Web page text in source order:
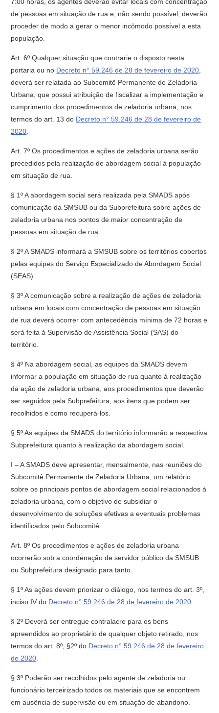
de pessoas em situação de rua e, não sendo possível, deverão
proceder de modo a gerar o menor incômodo possível a esta
população.
Art. 6º Qualquer situação que contrarie o disposto nesta
portaria ou no Decreto n° 59.246 de 28 de fevereiro de 2020
deverá ser relatada ao Subcomitê Permanente de Zeladoria
Urbana, que possui atribuição de fiscalizar a implementação e
cumprimento dos procedimentos de zeladoria urbana, nos
termos do art. 13 do Decreto n° 59.246 de 28 de fevereiro de
2020
Art. 7º Os procedimentos e ações de zeladoria urbana serão
precedidos pela realização de abordagem social à população
em situação de rua.
§ 1º A abordagem social será realizada pela SMADS após
comunicação da SMSUB ou da Subprefeitura sobre ações de
zeladoria urbana nos pontos de maior concentração de
pessoas em situação de rua.
§ 2º A SMADS informará a SMSUB sobre os territórios cobertos
pelas equipes do Serviço Especializado de Abordagem Social
(SEAS).
§ 3º A comunicação sobre a realização de ações de zeladoria
urbana em locais com concentração de pessoas em situação
de rua deverá ocorrer com antecedência mínima de 72 horas e
será feita à Supervisão de Assistência Social (SAS) do
território.
§ 4º Na abordagem social, as equipes da SMADS devem
informar a população em situação de rua quanto à realização
da ação de zeladoria urbana, aos procedimentos que deverão
ser seguidos pela Subprefeitura, aos itens que podem ser
recolhidos e como recuperá-los.
§ 5º As equipes da SMADS do território informarão a respectiva
Subprefeitura quanto à realização da abordagem social.
I – A SMADS deve apresentar, mensalmente, nas reuniões do
Subcomitê Permanente de Zeladoria Urbana, um relatório
sobre os principais pontos de abordagem social relacionados à
zeladoria urbana, com o objetivo de subsidiar o
desenvolvimento de soluções efetivas a eventuais problemas
identificados pelo Subcomitê.
Art. 8º Os procedimentos e ações de zeladoria urbana
ocorrerão sob a coordenação de servidor público da SMSUB
ou Subprefeitura designado para tanto.
§ 1º As ações devem priorizar o diálogo, nos termos do art. 3º,
inciso IV do Decreto n° 59.246 de 28 de fevereiro de 2020
§ 2º Deverá ser entregue contralacre para os bens
apreendidos ao proprietário de qualquer objeto retirado, nos
termos do art. 8º, §2º do Decreto n° 59.246 de 28 de fevereiro
de 2020
§ 3º Poderão ser recolhidos pelo agente de zeladoria ou
funcionário terceirizado todos os materiais que se encontrem
em ausência de supervisão ou em situação de abandono.